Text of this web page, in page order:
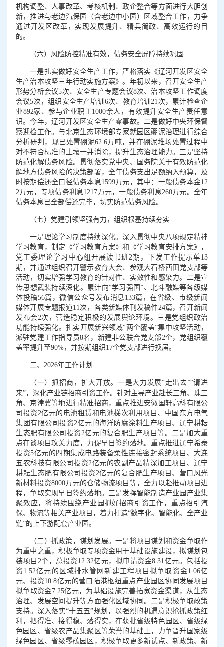
机构调整、人事改革、考核机制、政企整合等方面进行大胆创
新，推进与老边汽保园（含老边中小园）区域整合工作，力争
通过开发区改革，实现发展提升、精兵简政、高效运行的目
的。
（六）风险防控精准有效，债务安全屏障持续巩固
一是扎实做好安全生产工作，严格落实《辽河开发区安全
生产治本攻坚三年行动实施方案》。年初以来，召开安全生产
形势分析会议5次、安全生产专题会议8次、治本攻坚工作调度
会议5次，组织安全生产培训6次、教育培训21次，累计检查企
业892家、参与企业职工1000余人，有效提升安全生产责任意
识。今年，辽河开发区安全生产零事故。二是做好中央环保督
察迎检工作。与北京生态环境部专家就园区硼泥治理进行综合
分析研判，现已处置硼泥62.6万吨，并在硼泥堆场处置过程中
对不符合标准的土壤一并消除，提升生态治理能力。三是坚持
防范化解债务风险。贯彻落实党中央、国务院关于有效防范化
解地方债务风险的决策部署，全年债务支出足额纳入预算，及
时按期偿还全口径债务本息1599万元，其中：一般债务本金12
2万元，专项债务利息1217万元，一般债务利息260万元。全年
债务本息已全部偿还完毕，切实防范债务风险。
（七）党建引领坚强有力，组织根基持续夯实
一是理论学习制度持续深化。深入贯彻中央八项规定精神
学习教育，制定《学习教育方案》和《学习教育安排方案》，
党工委理论学习中心组开展读书班2期，下发工作提示单13
期，并通过组织召开警示教育大会、参观大石桥西田党支部等
活动，切实增强学习教育的针对性、实效性和感染力。二是宣
传思想武装持续深化。累计向“学习强国”、北斗融媒等各级媒
体投稿56篇，微信公众号发布消息133篇，在省级、市级新闻
媒体开展专题报道11次，各类新媒体刊发稿件24篇，召开新闻
发布会2次，营造稳定积极的发展舆论环境。三是党组织政治
功能持续强化。扎实开展新兴领域“两个覆盖”集中攻坚活动，
派驻党建工作指导员8名，新建非公联合党支部2个，党组织覆
盖率提升至90%，并按期组织17个党支部进行换届。
二、2026年工作计划
（一）抓招商，扩大开放。一是大力发展“走出去”“请进
来”，深化产业链招商引资工作。针对主导产业赴长三角、珠三
角、京津冀等地进行精准招商，重点推进安徽国轩高科有限公
司投资2亿元的电池租赁和电池梯次利用项目、中国东方电气
集团有限公司投资2亿元的海洋防腐涂料生产项目、辽宁耕耘
生态肥有限公司投资2亿元的复合肥生产项目等。二是加大重
点在谈项目攻关力度，力促早日签约落地。重点推进辽宁希泰
投资5亿元的四期集成电路装备柔性连接密封系统项目、大连
五农科技有限公司投资2亿元的农副产品精深加工项目、辽宁
耕耘生态肥有限公司投资2亿元的复合肥生产项目、营口风光
新材料投资8000万元的仓储物流项目等，全力以赴推动项目进
程，争取实现早日签约落地。三是发挥智能制造产业园产业集
聚效应，将持续围绕产业园抓好招商引资工作，重点招引汽
保、物流等相关产业项目，着力打造“数字化、智能化、全产业
链”的上下游配套产业园。
（二）抓政策，谋划发展。一是将项目谋划和资金争取作
为重中之重，积极争取专项资金用于基础设施建设，拟谋划包
装项目2个，总投资12.32亿元，拟申请资金8.31亿元。包括投
资1.52亿元的区域排水管网新建工程项目拟争取资金1.06亿
元、投资10.8亿元的营口陆港枢纽重点产业园区协同发展项目
拟争取资金7.25亿元，为基础设施完善拓宽资金渠道，从生态
治理、发展空间提升等方面强化区域协同。二是积极争取政策
支持。深入落实“十五五”规划，以强烈的机遇意识抢抓政策红
利，把得准、接得稳、落得实，在获批省级特色园区、省级绿
色园区、省级农产品集聚区等荣誉的基础上，力争晋升国家级
绿色园区、省级零碳园区，积极争取更多新试点、新政策、新